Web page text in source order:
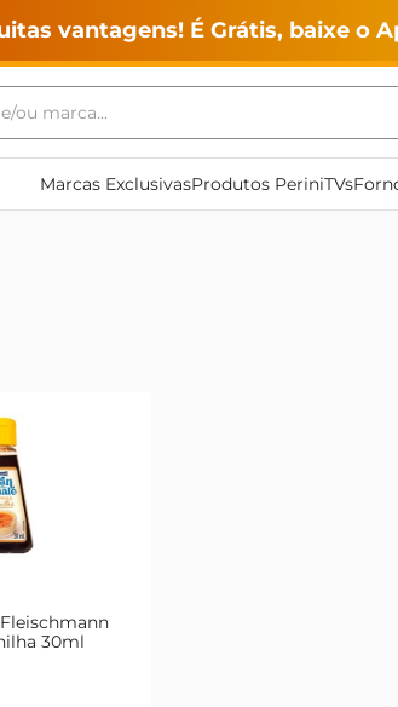
vantagens! É Grátis, baixe o
e/ou marca...
Marcas ExclusivasProdutos PeriniTVs
30ml